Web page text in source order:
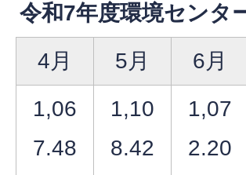
令和7年度環境センタ
4月
5月 6月
1,06
7.48
1,10
8.42
1,07
2.20